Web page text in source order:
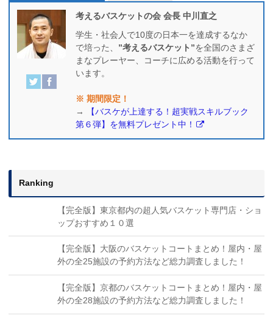
考えるバスケットの会 会長 中川直之
学生・社会人で10度の日本一を達成するなか
で培った、 ”考えるバスケット”を全国のさまざ
まなプレーヤー、コーチに広める活動を行って
います。
※ 期間限定！
→
【バスケが上達する！超実戦スキルブック
第６弾】を無料プレゼント中！
Ranking
【完全版】東京都内の超人気バスケット専門店・ショ
ップおすすめ１０選
【完全版】大阪のバスケットコートまとめ！屋内・屋
外の全25施設の予約方法など総力調査しました！
【完全版】京都のバスケットコートまとめ！屋内・屋
外の全28施設の予約方法など総力調査しました！